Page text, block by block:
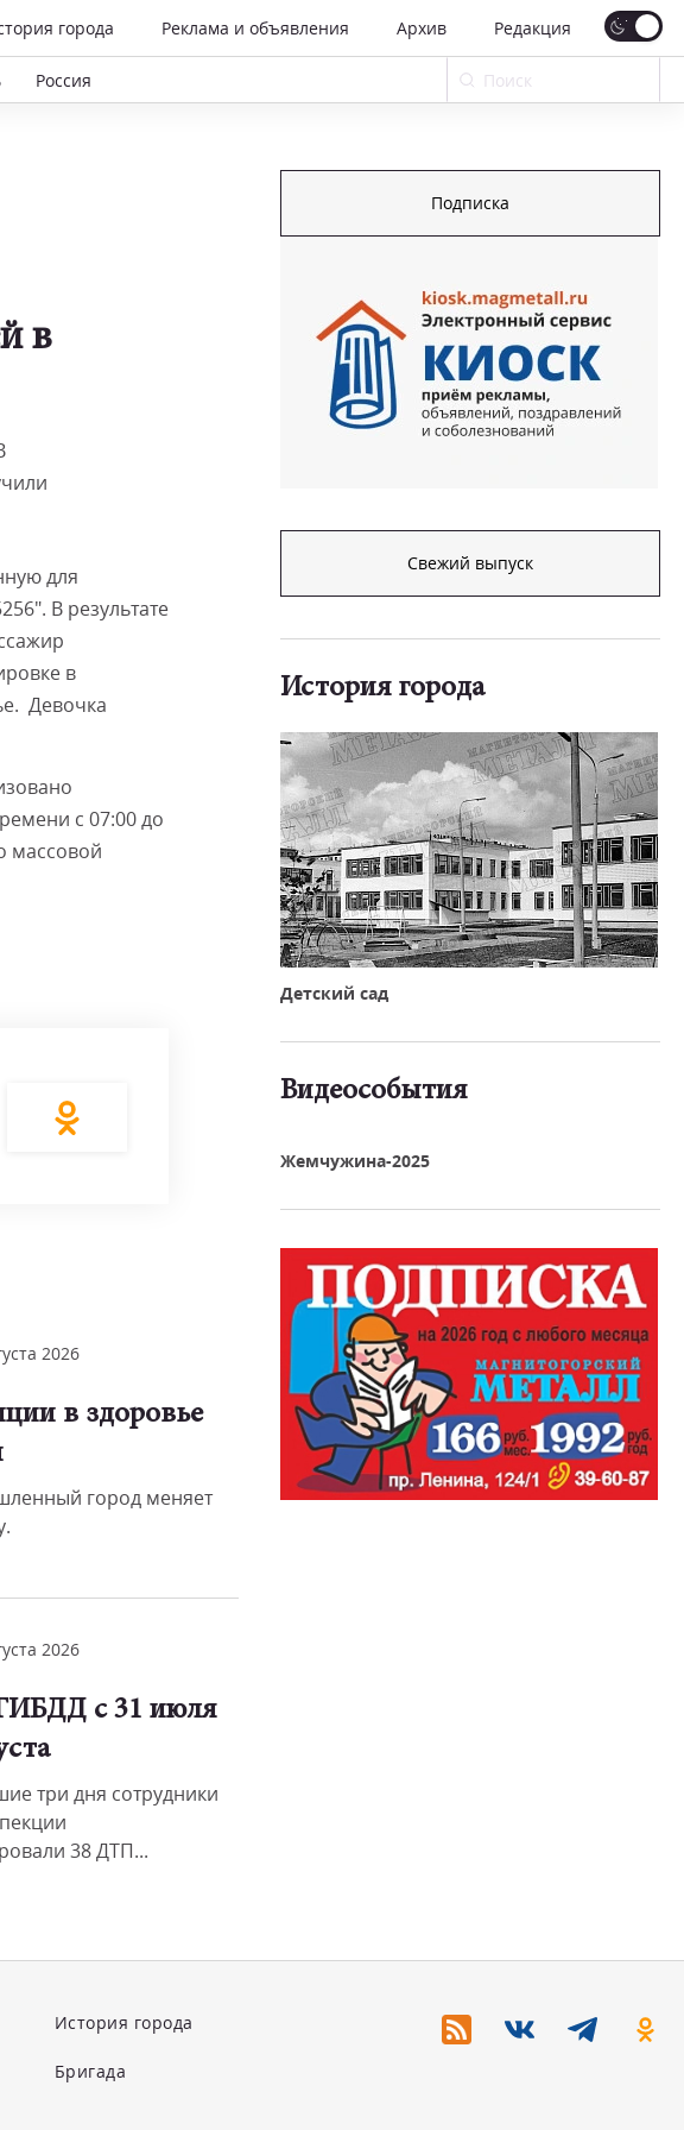
города Реклама и объявления Архив Редакция
Россия
в
для
В результате
в
Девочка
с 07:00 до
массовой
2026
в здоровье
город меняет
2026
с 31 июля
три дня сотрудники
38 ДТП...
Подписка
Свежий выпуск
История города
Детский сад
Видеособытия
Жемчужина-2025
История города
Бригада